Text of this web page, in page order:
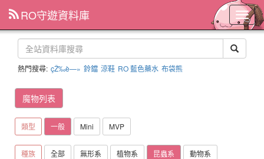
主
選
單
RO守遊資料庫
熱門搜尋: çŽ‰è—» 鈴鐺 涼鞋 RO 藍色藥水 布袋熊
魔物列表
類型 一般 Mini MVP
種族 全部 無形系 植物系 昆蟲系 動物系